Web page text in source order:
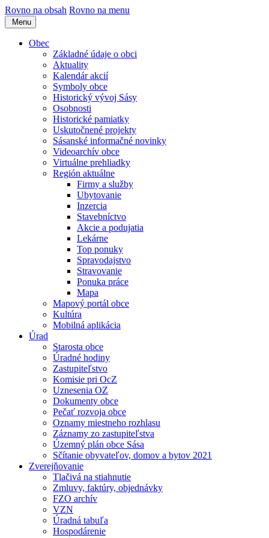
Rovno na obsah Rovno na menu
Menu
Obec
Základné údaje o obci
Aktuality
Kalendár akcií
Symboly obce
Historický vývoj Sásy
Osobnosti
Historické pamiatky
Uskutočnené projekty
Sásanské informačné novinky
Videoarchív obce
Virtuálne prehliadky
Región aktuálne
Firmy a služby
Ubytovanie
Inzercia
Stavebníctvo
Akcie a podujatia
Lekárne
Top ponuky
Spravodajstvo
Stravovanie
Ponuka práce
Mapa
Mapový portál obce
Kultúra
Mobilná aplikácia
Úrad
Starosta obce
Úradné hodiny
Zastupiteľstvo
Komisie pri OcZ
Uznesenia OZ
Dokumenty obce
Pečať rozvoja obce
Oznamy miestneho rozhlasu
Záznamy zo zastupiteľstva
Územný plán obce Sása
Sčítanie obyvateľov, domov a bytov 2021
Zverejňovanie
Tlačivá na stiahnutie
Zmluvy, faktúry, objednávky
FZO archív
VZN
Úradná tabuľa
Hospodárenie